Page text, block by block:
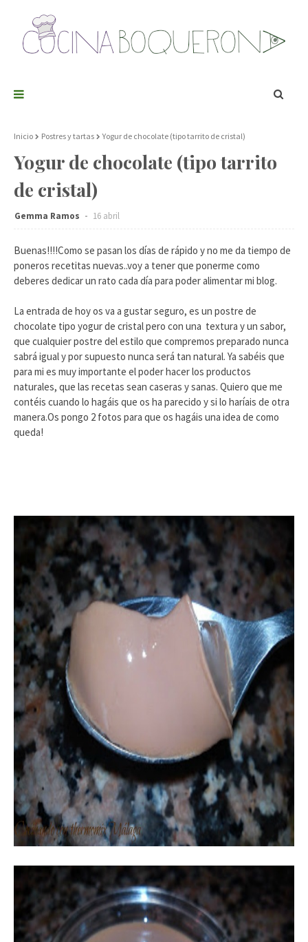
Inicio Postres y tartas Yogur de chocolate (tipo tarrito de cristal)
Yogur de chocolate (tipo tarrito
de cristal)
Gemma Ramos 16 abril
Buenas!!!!Como se pasan los días de rápido y no me da tiempo de
poneros recetitas nuevas..voy a tener que ponerme como
deberes dedicar un rato cada día para poder alimentar mi blog.
La entrada de hoy os va a gustar seguro, es un postre de
chocolate tipo yogur de cristal pero con una textura y un sabor,
que cualquier postre del estilo que compremos preparado nunca
sabrá igual y por supuesto nunca será tan natural. Ya sabéis que
para mi es muy importante el poder hacer los productos
naturales, que las recetas sean caseras y sanas. Quiero que me
contéis cuando lo hagáis que os ha parecido y si lo haríais de otra
manera.Os pongo 2 fotos para que os hagáis una idea de como
queda!